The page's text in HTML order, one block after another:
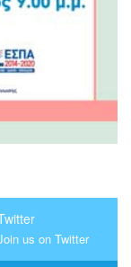
us on Twitter